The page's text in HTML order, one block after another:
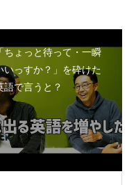
ちょっと待って・一瞬
いっすか？」を砕けた
語で言うと？